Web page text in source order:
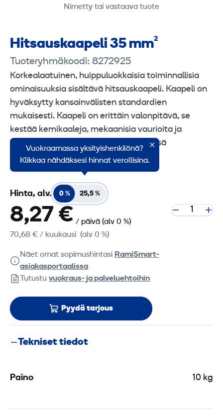
Nimetty tai vastaava tuote
Hitsauskaapeli 35 mm²
Tuoteryhmäkoodi: 8272925
Korkealaatuinen, huippuluokkaisia toiminnallisia
ominaisuuksia sisältävä hitsauskaapeli. Kaapeli on
hyväksytty kansainvälisten standardien
mukaisesti. Kaapeli on erittäin valonpitävä, se
kestää kemikaaleja, mekaanisia vaurioita ja
säilyttää joustavuutensa myös viileässä
ympäristössä.
Vuokraamassa yksityishenkilönä?
Klikkaa nähdäksesi hinnat verollisina.
Hinta, alv. 0 % 25,5 %
8,27 € / päivä (alv 0 %)
70,68 € / kuukausi (alv 0 %)
Näet omat sopimushintasi RamiSmart-
asiakasportaalissa
Tutustu vuokraus- ja palveluehtoihin
Pyydä tarjous
Tekniset tiedot
Paino 10 kg